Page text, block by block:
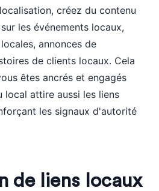
créez du contenu
les événements locaux,
annonces de
de clients locaux. Cela
êtes ancrés et engagés
local attire aussi les liens
les signaux d'autorité
de liens locaux